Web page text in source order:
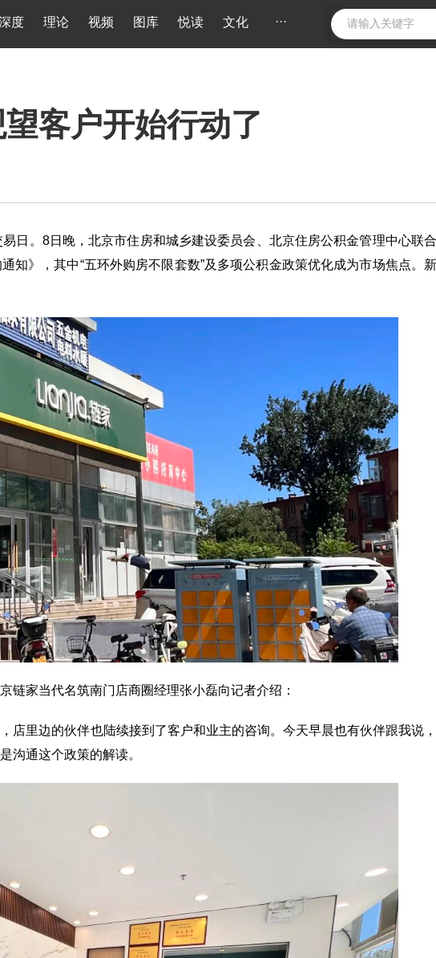
度 理论 视频 图库 悦读 文化 ···
客户开始行动了
日。8日晚，北京市住房和城乡建设委员会、北京住房公积金管理中心联合
知》，其中“五环外购房不限套数”及多项公积金政策优化成为市场焦点。新
链家当代名筑南门店商圈经理张小磊向记者介绍：
店里边的伙伴也陆续接到了客户和业主的咨询。今天早晨也有伙伴跟我说，
沟通这个政策的解读。